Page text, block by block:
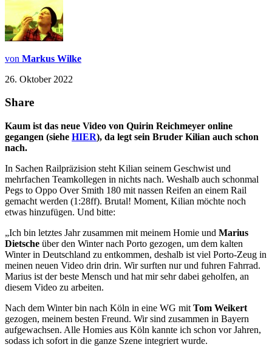
von Markus Wilke
26. Oktober 2022
Share
Kaum ist das neue Video von Quirin Reichmeyer online
gegangen (siehe HIER), da legt sein Bruder Kilian auch schon
nach.
In Sachen Railpräzision steht Kilian seinem Geschwist und
mehrfachen Teamkollegen in nichts nach. Weshalb auch schonmal
Pegs to Oppo Over Smith 180 mit nassen Reifen an einem Rail
gemacht werden (1:28ff). Brutal! Moment, Kilian möchte noch
etwas hinzufügen. Und bitte:
„Ich bin letztes Jahr zusammen mit meinem Homie und Marius
Dietsche über den Winter nach Porto gezogen, um dem kalten
Winter in Deutschland zu entkommen, deshalb ist viel Porto-Zeug in
meinen neuen Video drin drin. Wir surften nur und fuhren Fahrrad.
Marius ist der beste Mensch und hat mir sehr dabei geholfen, an
diesem Video zu arbeiten.
Nach dem Winter bin nach Köln in eine WG mit Tom Weikert
gezogen, meinem besten Freund. Wir sind zusammen in Bayern
aufgewachsen. Alle Homies aus Köln kannte ich schon vor Jahren,
sodass ich sofort in die ganze Szene integriert wurde.